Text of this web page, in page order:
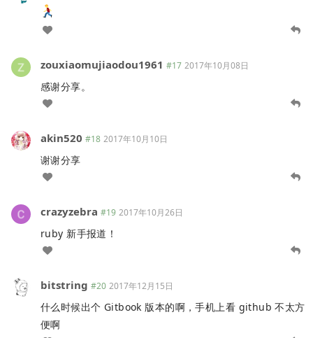
zouxiaomujiaodou1961 #17 2017年10月08日
感谢分享。
akin520 #18 2017年10月10日
谢谢分享
crazyzebra #19 2017年10月26日
ruby 新手报道！
bitstring #20 2017年12月15日
什么时候出个 Gitbook 版本的啊，手机上看 github 不太方
便啊